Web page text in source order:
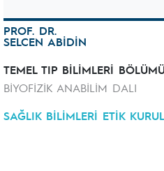
PROF. DR.
SELCEN ABİDİN
TEMEL TIP BİLİMLERİ
BİYOFİZİK ANABİLİM DALI
SAĞLIK BİLİMLERİ ETİK